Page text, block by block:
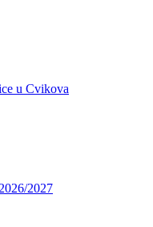
u Cvikova
2027